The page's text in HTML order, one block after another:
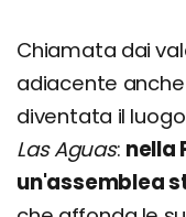
Chiamata dai
adiacente
diventata il
Las Aguas: nella
un'assemblea